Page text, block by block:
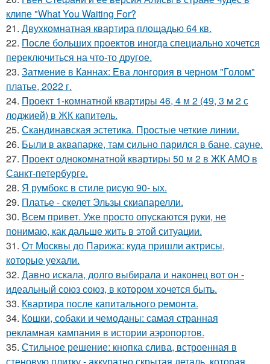
клипе "What You Waiting For?
21. Двухкомнатная квартира площадью 64 кв.
22. После больших проектов иногда специально хочется
переключиться на что-то другое.
23. Затмение в Каннах: Ева лонгория в черном "Голом"
платье, 2022 г.
24. Проект 1-комнатной квартиры 46, 4 м 2 (49, 3 м 2 с
лоджией) в ЖК капитель.
25. Скандинавская эстетика. Простые четкие линии.
26. Были в аквапарке, там сильно парился в бане, сауне.
27. Проект однокомнатной квартиры 50 м 2 в ЖК АМО в
Санкт-петербурге.
28. Я румбокс в стиле рисую 90- ых.
29. Платье - скелет Эльзы скиапарелли.
30. Всем привет. Уже просто опускаются руки, не
понимаю, как дальше жить в этой ситуации.
31. От Москвы до Парижа: куда пришли актрисы,
которые уехали.
32. Давно искала, долго выбирала и наконец вот он -
идеальный союз союз, в котором хочется быть.
33. Квартира после капитального ремонта.
34. Кошки, собаки и чемоданы: самая странная
рекламная кампания в истории аэропортов.
35. Стильное решение: кнопка слива, встроенная в